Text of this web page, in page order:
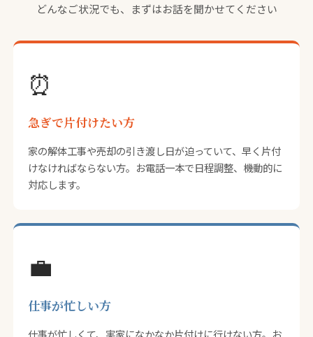
どんなご状況でも、まずはお話を聞かせてください
⏰
急ぎで片付けたい方
家の解体工事や売却の引き渡し日が迫っていて、早く片付
けなければならない方。お電話一本で日程調整、機動的に
対応します。
💼
仕事が忙しい方
仕事が忙しくて、実家になかなか片付けに行けない方。お